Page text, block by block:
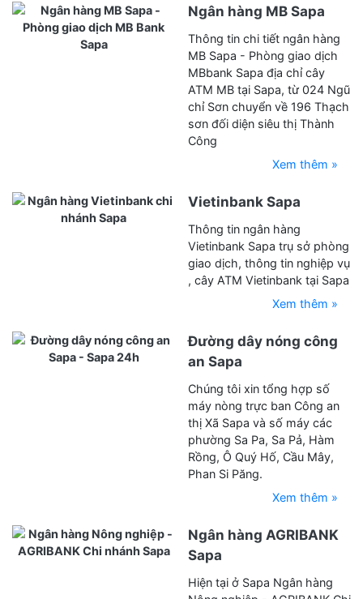
Ngân hàng MB Sapa
Thông tin chi tiết ngân hàng
MB Sapa - Phòng giao dịch
MBbank Sapa địa chỉ cây
ATM MB tại Sapa, từ 024 Ngũ
chỉ Sơn chuyển về 196 Thạch
sơn đối diện siêu thị Thành
Công
Xem thêm »
Vietinbank Sapa
Thông tin ngân hàng
Vietinbank Sapa trụ sở phòng
giao dịch, thông tin nghiệp vụ
, cây ATM Vietinbank tại Sapa
Xem thêm »
Đường dây nóng công
an Sapa
Chúng tôi xin tổng hợp số
máy nòng trực ban Công an
thị Xã Sapa và số máy các
phường Sa Pa, Sa Pả, Hàm
Rồng, Ô Quý Hố, Cầu Mây,
Phan Si Păng.
Xem thêm »
Ngân hàng AGRIBANK
Sapa
Hiện tại ở Sapa Ngân hàng